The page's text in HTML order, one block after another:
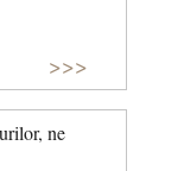
>>>
ne